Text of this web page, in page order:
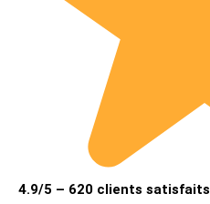
4.9/5 – 620 clients satisfaits